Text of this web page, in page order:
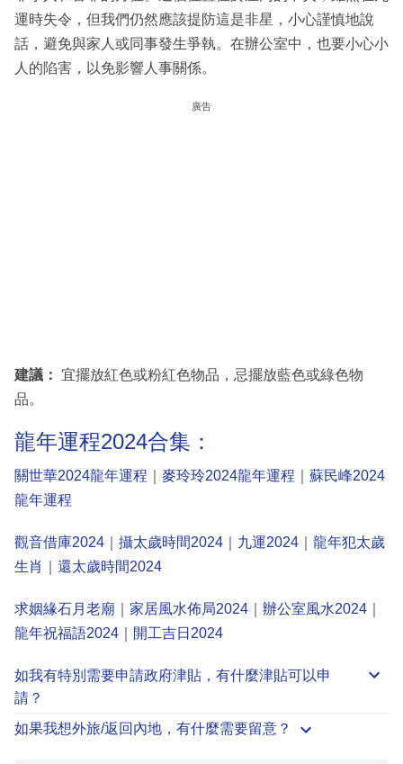
運時失令，但我們仍然應該提防這是非星，小心謹慎地說
話，避免與家人或同事發生爭執。在辦公室中，也要小心小
人的陷害，以免影響人事關係。
廣告
建議： 宜擺放紅色或粉紅色物品，忌擺放藍色或綠色物
品。
龍年運程2024合集：
關世華2024龍年運程 麥玲玲2024龍年運程
蘇民峰2024
龍年運程
觀音借庫2024 攝太歲時間2024 九運2024
龍年犯太歲
生肖
還太歲時間2024
求姻緣石月老廟 家居風水佈局2024 辦公室風水2024
龍年祝福語2024
開工吉日2024
如我有特別需要申請政府津貼 ，有什麼津貼可以申
請？
如果我想外旅/返回內地，有什麼需要留意？